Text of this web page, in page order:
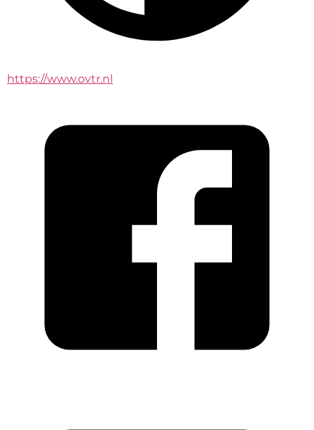
https://www.ovtr.nl